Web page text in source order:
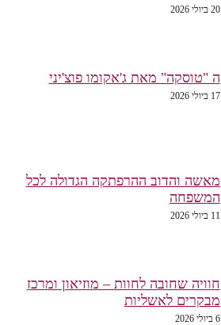
20 ביולי 2026
ה "טוסקה" מאת ג'אקומו פוצ'יני
17 ביולי 2026
מאשה והדוב ההרפתקה הגדולה לכל
המשפחה
11 ביולי 2026
חוויה שחובה לחוות – מוזיאון ומרכז
מבקרים לאשליות
6 ביולי 2026